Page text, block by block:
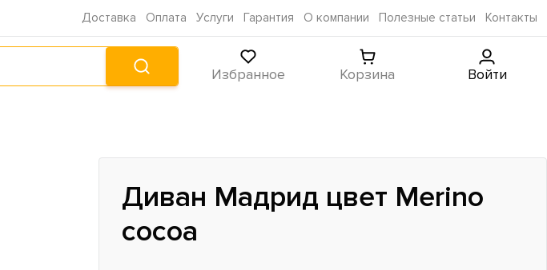
Доставка Оплата Услуги Гарантия О компании Полезные статьи Контакты
Избранное Корзина Войти
Диван Мадрид цвет Merino
cocoa